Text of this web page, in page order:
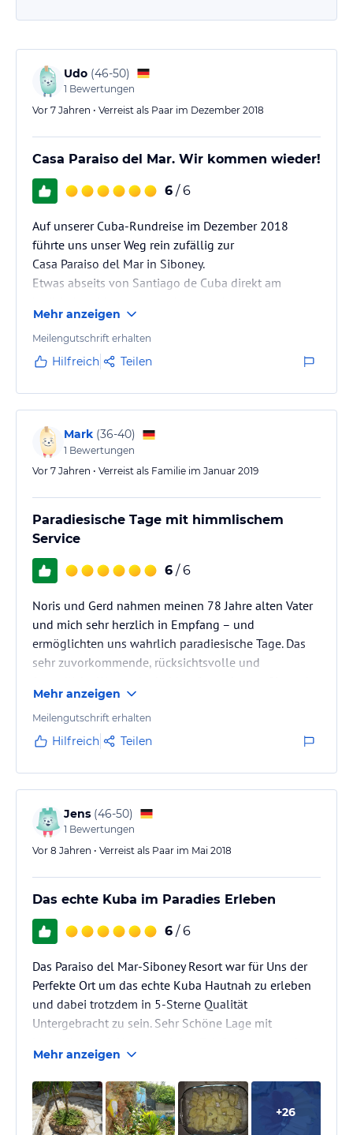
Udo (46-50)
1 Bewertungen
Vor 7 Jahren • Verreist als Paar im Dezember 2018
Casa Paraiso del Mar. Wir kommen wieder!
6 / 6
Auf unserer Cuba-Rundreise im Dezember 2018
führte uns unser Weg rein zufällig zur
Casa Paraiso del Mar in Siboney.
Etwas abseits von Santiago de Cuba direkt am
entschlossen, es etwas ruhiger angehen zu lassen.
Na denkste…. 😉
Dann lernten wir den Casa-Besitzer Gerd und seine
Aleghro, den Haushund.
Prompt stand ein aufregendes Programm für die
nächsten vier Tage fest:
Erklimmen des Gipfels des Gran Piedras mit…
Mehr anzeigen
Meilengutschrift erhalten
Hilfreich Teilen
Mark (36-40)
1 Bewertungen
Vor 7 Jahren • Verreist als Familie im Januar 2019
Paradiesische Tage mit himmlischem
Service
6 / 6
Noris und Gerd nahmen meinen 78 Jahre alten Vater
und mich sehr herzlich in Empfang – und
ermöglichten uns wahrlich paradiesische Tage. Das
sehr zuvorkommende, rücksichtsvolle und
Wortes) Gastgeber haben uns rundum wohl fühlen
lassen. Das Essen war vorzüglich – das beste, das wir
während unseres Kuba-Urlaubes genießen durften.
Ruhe bringen und lieferten einen Rundum-Service,
der weit über das hinaus ging, was man…
Mehr anzeigen
Meilengutschrift erhalten
Hilfreich Teilen
Jens (46-50)
1 Bewertungen
Vor 8 Jahren • Verreist als Paar im Mai 2018
Das echte Kuba im Paradies Erleben
6 / 6
Das Paraiso del Mar-Siboney Resort war für Uns der
Perfekte Ort um das echte Kuba Hautnah zu erleben
und dabei trotzdem in 5-Sterne Qualität
Untergebracht zu sein. Sehr Schöne Lage mit
Naturschutzgebietes nach Hinten. Superschön
angelegte Anlage, einzigartig ausgearbeitete Details
und absolut exzellenter Service
Mehr anzeigen
+26